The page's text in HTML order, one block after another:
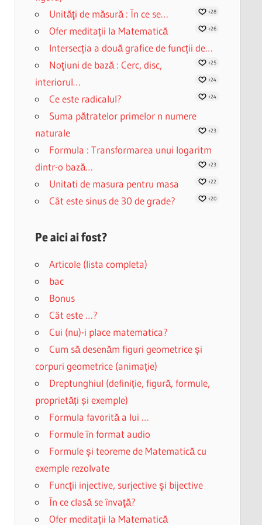
Unităţi de măsură : În ce se… +28
Ofer meditații la Matematică +26
Intersecția a două grafice de funcții de…
+25
Noţiuni de bază : Cerc, disc,
interiorul…
+24
Ce este radicalul? +24
Suma pătratelor primelor n numere
naturale
+23
Formula : Transformarea unui logaritm
dintr-o bază…
+23
Unitati de masura pentru masa +22
Cât este sinus de 30 de grade? +20
Pe aici ai fost?
Articole (lista completa)
bac
Bonus
Cât este …?
Cui (nu)-i place matematica?
Cum să desenăm figuri geometrice și
corpuri geometrice (animație)
Dreptunghiul (definiție, figură, formule,
proprietăți și exemple)
Formula favorită a lui …
Formule în format audio
Formule și teoreme de Matematică cu
exemple rezolvate
Funcţii injective, surjective şi bijective
În ce clasă se învaţă?
Ofer meditații la Matematică